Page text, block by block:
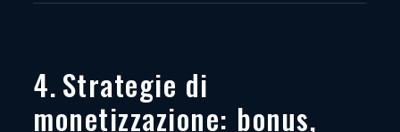
4. Strategie di
monetizzazione: bonus,